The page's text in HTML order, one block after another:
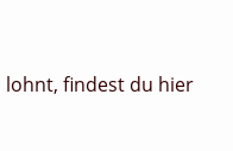
lohnt, findest du hier